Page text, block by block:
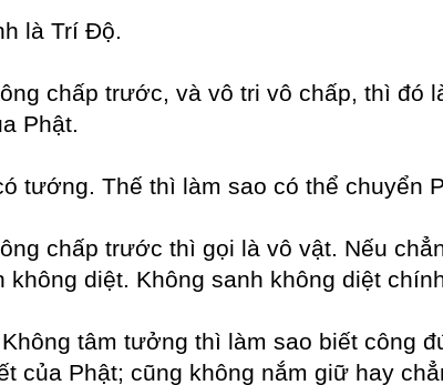
là Trí Độ.
chấp trước, và vô tri vô chấp, thì đó
Phật.
tướng. Thế thì làm sao có thể chuyển
chấp trước thì gọi là vô vật. Nếu
diệt. Không sanh không diệt
tâm tưởng thì làm sao biết công
của Phật; cũng không nắm giữ hay